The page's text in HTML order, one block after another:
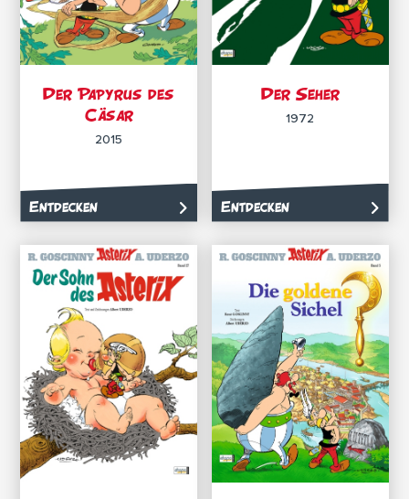
Der Papyrus des
Cäsar
2015
Entdecken
Der Seher
1972
Entdecken